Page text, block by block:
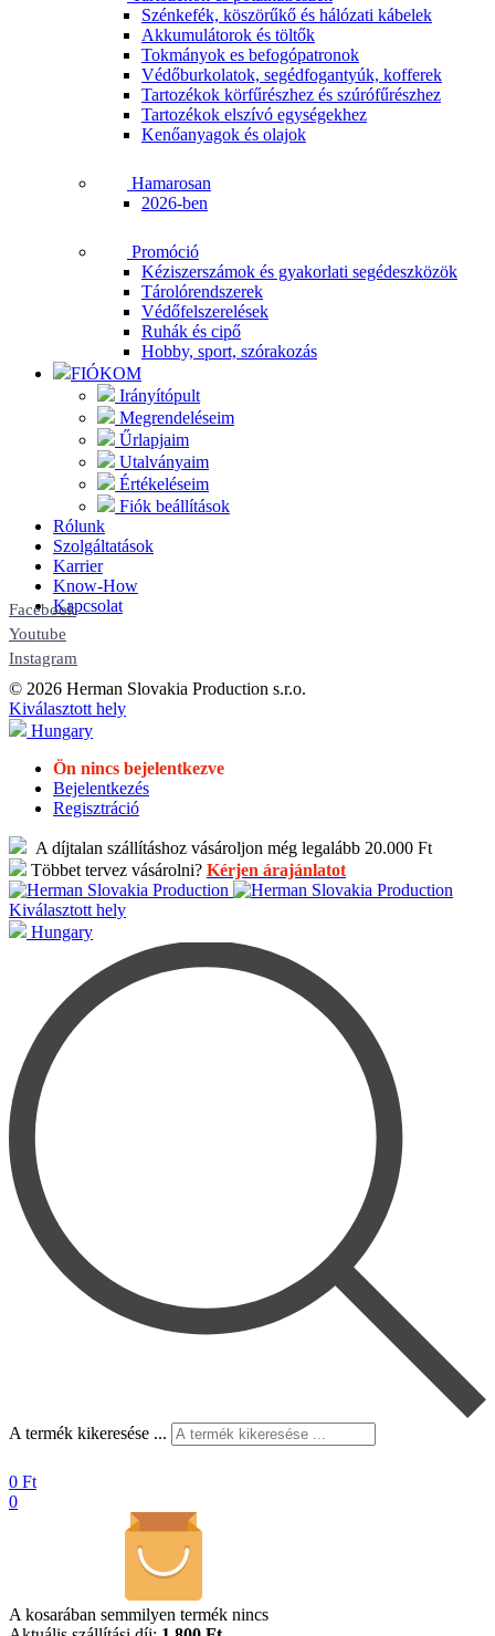
Szénkefék, köszörűkő és hálózati kábelek
Akkumulátorok és töltők
Tokmányok es befogópatronok
Védőburkolatok, segédfogantyúk, kofferek
Tartozékok körfűrészhez és szúrófűrészhez
Tartozékok elszívó egységekhez
Kenőanyagok és olajok
Hamarosan
2026-ben
Promóció
Kéziszerszámok és gyakorlati segédeszközök
Tárolórendszerek
Védőfelszerelések
Ruhák és cipő
Hobby, sport, szórakozás
FIÓKOM
Irányítópult
Megrendeléseim
Űrlapjaim
Utalványaim
Értékeléseim
Fiók beállítások
Rólunk
Szolgáltatások
Karrier
Know-How
Kapcsolat
Facebook
Youtube
Instagram
© 2026 Herman Slovakia Production s.r.o.
Kiválasztott hely
Hungary
Ön nincs bejelentkezve
Bejelentkezés
Regisztráció
A díjtalan szállításhoz vásároljon még legalább 20.000 Ft
Többet tervez vásárolni? Kérjen árajánlatot
Kiválasztott hely
Hungary
A termék kikeresése ...
0 Ft
0
A kosarában semmilyen termék nincs